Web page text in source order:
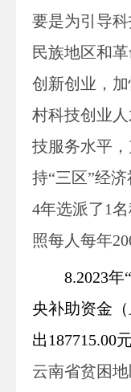
要是为引导科
民族地区和
创新创业，
村科技创业
技服务水平
持“三区”经
4年选派了 1
照每人每年
8.2023
央补助资金（
出187715.00
云南省贫困